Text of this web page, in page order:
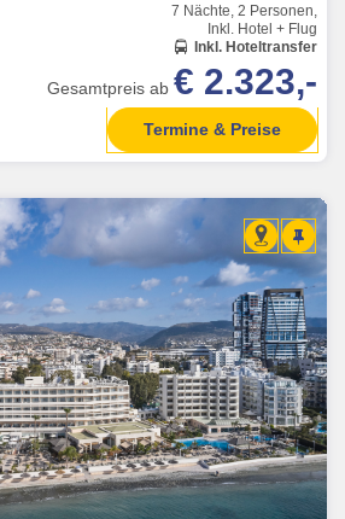
7 Nächte, 2 Personen,
Inkl. Hotel + Flug
Inkl. Hoteltransfer
Gesamtpreis ab € 2.323,-
Termine & Preise